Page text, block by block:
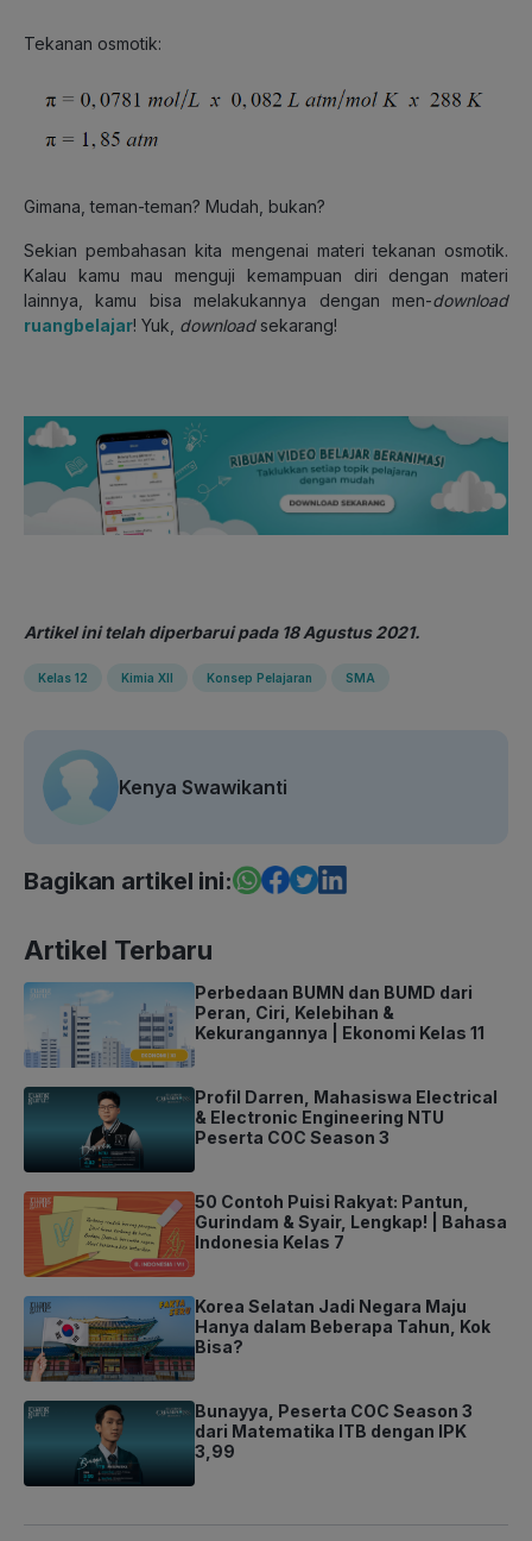
Tekanan osmotik:
Gimana, teman-teman? Mudah, bukan?
Sekian pembahasan kita mengenai materi tekanan osmotik.
Kalau kamu mau menguji kemampuan diri dengan materi
lainnya, kamu bisa melakukannya dengan men-download
ruangbelajar! Yuk, downloadsekarang!
Artikel ini telah diperbarui pada 18 Agustus 2021.
Kelas 12 Kimia XII Konsep Pelajaran SMA
Kenya Swawikanti
Bagikan artikel ini:
Artikel Terbaru
Perbedaan BUMN dan BUMD dari
Peran, Ciri, Kelebihan &
Kekurangannya | Ekonomi Kelas 11
Profil Darren, Mahasiswa Electrical
& Electronic Engineering NTU
Peserta COC Season 3
50 Contoh Puisi Rakyat: Pantun,
Gurindam & Syair, Lengkap! | Bahasa
Indonesia Kelas 7
Korea Selatan Jadi Negara Maju
Hanya dalam Beberapa Tahun, Kok
Bisa?
Bunayya, Peserta COC Season 3
dari Matematika ITB dengan IPK
3,99